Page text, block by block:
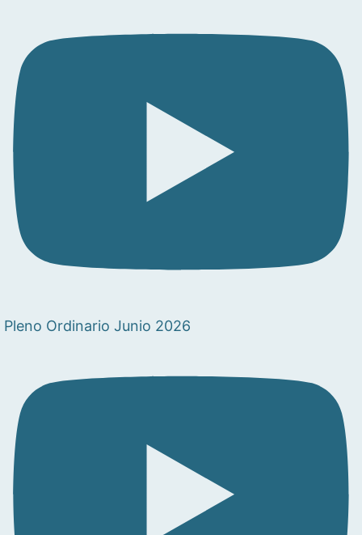
Pleno Ordinario Junio 2026